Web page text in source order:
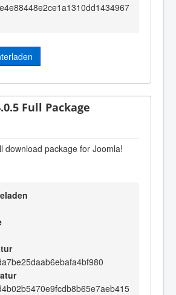
Full Package
download package for Joomla!